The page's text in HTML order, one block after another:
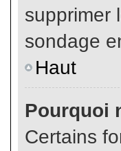
supprimer
sondage
Haut
Pourquoi
Certains